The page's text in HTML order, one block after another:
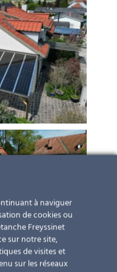
à naviguer
de cookies ou
Freyssinet
sur notre site,
de visites et
sur les réseaux